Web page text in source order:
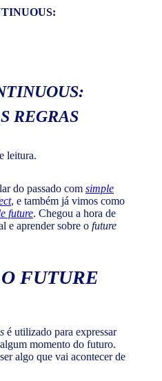
REGRAS
leitura.
do passado com simple
, e também já vimos como
future. Chegou a hora de
e aprender sobre o future
FUTURE
é utilizado para expressar
momento do futuro.
algo que vai acontecer de